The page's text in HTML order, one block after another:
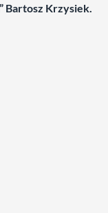
Bartosz Krzysiek.